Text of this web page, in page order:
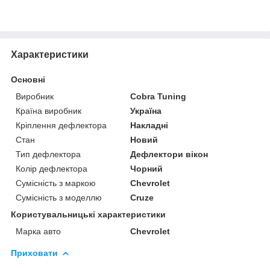
Характеристики
Основні
Виробник
Cobra Tuning
Країна виробник
Україна
Кріплення дефлектора
Накладні
Стан
Новий
Тип дефлектора
Дефлектори вікон
Колір дефлектора
Чорний
Сумісність з маркою
Chevrolet
Сумісність з моделлю
Cruze
Користувальницькі характеристики
Марка авто
Chevrolet
Приховати